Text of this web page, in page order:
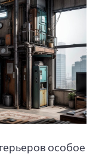
особое